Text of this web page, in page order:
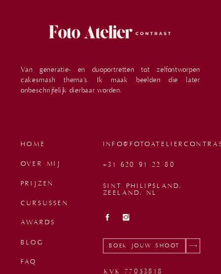
BOEK JOUW SHOOT
SINT PHILIPSLAND,
ZEELAND, NL
+31 620 91 22 80
BLOG
CURSUSSEN
PRIJZEN
OVER MIJ
HOME
Van generatie- en duoportretten tot zelfontworpen
cakesmash thema’s. Ik maak beelden die later
onbeschrijfelijk dierbaar worden.
AWARDS
FAQ
KVK 77053818